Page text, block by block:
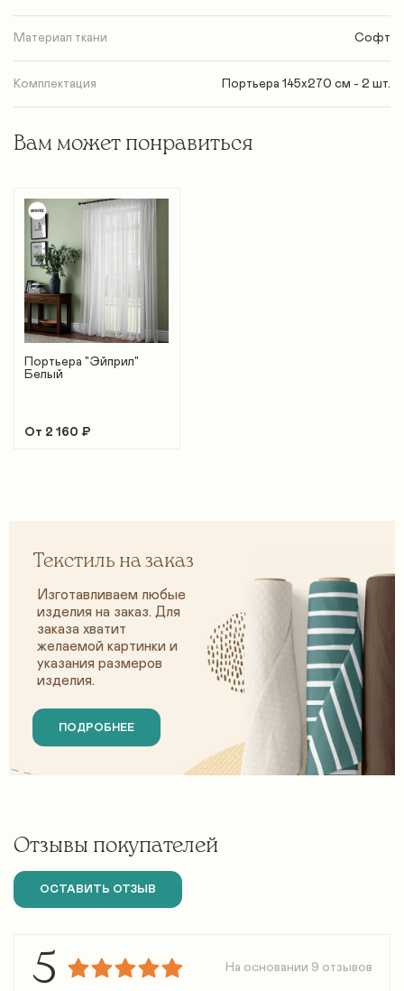
Материал ткани Софт
Комплектация Портьера 145х270 см - 2 шт.
Вам может понравиться
Портьера "Эйприл"
Белый
От 2 160 ₽
Текстиль на заказ
Изготавливаем любые
изделия на заказ. Для
заказа хватит
желаемой картинки и
указания размеров
изделия.
ПОДРОБНЕЕ
Отзывы покупателей
ОСТАВИТЬ ОТЗЫВ
5 На основании 9 отзывов